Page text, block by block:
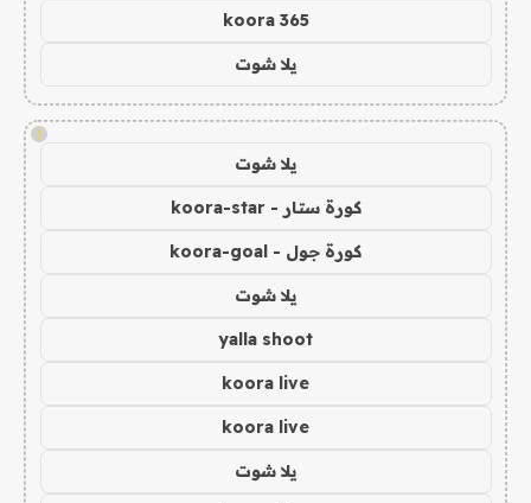
koora 365
يلا شوت
!
يلا شوت
كورة ستار - koora-star
كورة جول - koora-goal
يلا شوت
yalla shoot
koora live
koora live
يلا شوت